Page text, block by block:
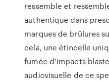
ressemble et
authentique dans
marques de brûlures
cela, une étincelle
fumée d’impacts
audiovisuelle de ce